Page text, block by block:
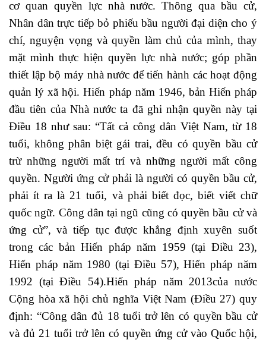
cơ quan quyền lực nhà nước. Thông qua bầu cử,
Nhân dân trực tiếp bỏ phiếu bầu người đại diện cho ý
chí, nguyện vọng và quyền làm chủ của mình, thay
mặt mình thực hiện quyền lực nhà nước; góp phần
thiết lập bộ máy nhà nước để tiến hành các hoạt động
quản lý xã hội. Hiến pháp năm 1946, bản Hiến pháp
đầu tiên của Nhà nước ta đã ghi nhận quyền này tại
Điều 18 như sau: “Tất cả công dân Việt Nam, từ 18
tuổi, không phân biệt gái trai, đều có quyền bầu cử
trừ những người mất trí và những người mất công
quyền. Người ứng cử phải là người có quyền bầu cử,
phải ít ra là 21 tuổi, và phải biết đọc, biết viết chữ
quốc ngữ. Công dân tại ngũ cũng có quyền bầu cử và
ứng cử”, và tiếp tục được khẳng định xuyên suốt
trong các bản Hiến pháp năm 1959 (tại Điều 23),
Hiến pháp năm 1980 (tại Điều 57), Hiến pháp năm
1992 (tại Điều 54).Hiến pháp năm 2013của nước
Cộng hòa xã hội chủ nghĩa Việt Nam (Điều 27) quy
định: “Công dân đủ 18 tuổi trở lên có quyền bầu cử
và đủ 21 tuổi trở lên có quyền ứng cử vào Quốc hội,